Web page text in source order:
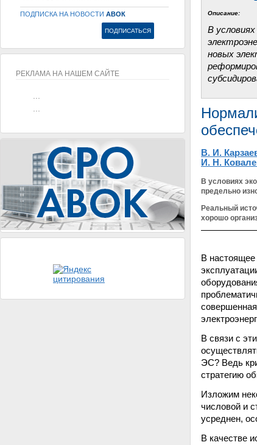
Описание:
В
новых
В. И.
И. Н.
В условиях
предельно
Реальный
хорошо
В настоящее
В связи с
ЭС? Ведь
стратегию
Изложим
числовой и
усреднен,
В качестве
ПОДПИСКА НА НОВОСТИ АВОК
РЕКЛАМА НА НАШЕМ САЙТЕ